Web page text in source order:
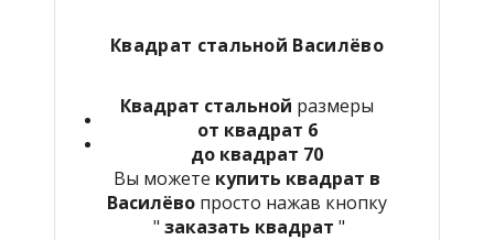
Квадрат стальной Василёво
Квадрат стальной размеры
от квадрат 6
до квадрат 70
Вы можете купить квадрат в
Василёво просто нажав кнопку
" заказать квадрат "